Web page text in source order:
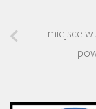
I miejsce